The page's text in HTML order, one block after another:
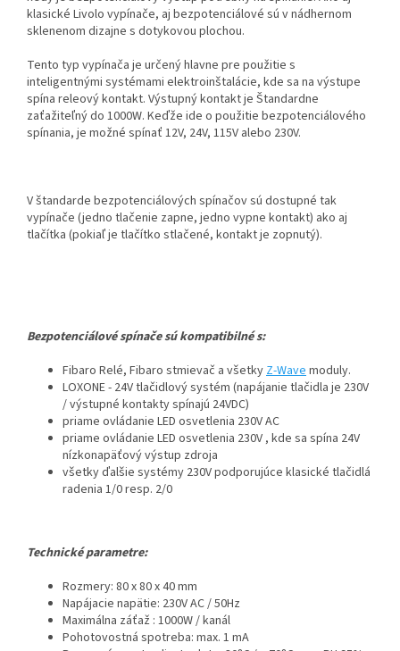
klasické Livolo vypínače, aj bezpotenciálové sú v nádhernom
sklenenom dizajne s dotykovou plochou.
Tento typ vypínača je určený hlavne pre použitie s
inteligentnými systémami elektroinštalácie, kde sa na výstupe
spína releový kontakt. Výstupný kontakt je Štandardne
zaťažiteľný do 1000W. Keďže ide o použitie bezpotenciálového
spínania, je možné spínať 12V, 24V, 115V alebo 230V.
V štandarde bezpotenciálových spínačov sú dostupné tak
vypínače (jedno tlačenie zapne, jedno vypne kontakt) ako aj
tlačítka (pokiaľ je tlačítko stlačené, kontakt je zopnutý).
Bezpotenciálové spínače sú kompatibilné s:
Fibaro Relé, Fibaro stmievač a všetkyZ-Wavemoduly.
LOXONE - 24V tlačidlový systém (napájanie tlačidla je 230V
/ výstupné kontakty spínajú 24VDC)
priame ovládanie LED osvetlenia 230V AC
priame ovládanie LED osvetlenia 230V , kde sa spína 24V
nízkonapäťový výstup zdroja
všetky ďalšie systémy 230V podporujúce klasické tlačidlá
radenia 1/0 resp. 2/0
Technické parametre:
Rozmery: 80 x 80 x 40 mm
Napájacie napätie: 230V AC / 50Hz
Maximálna záťaž : 1000W / kanál
Pohotovostná spotreba: max. 1 mA